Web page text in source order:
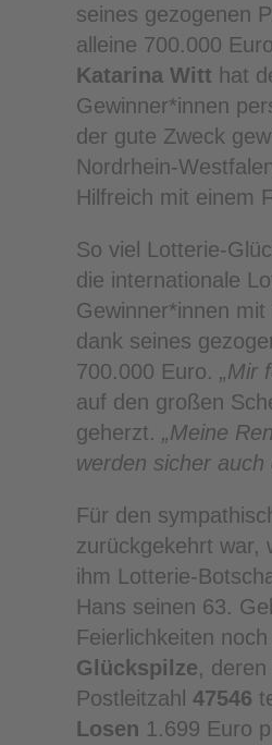
seines gezogenen
alleine 700.000
Katarina Witt hat
Gewinner*innen
der gute Zweck
Nordrhein-
Hilfreich mit einem
So viel Lotterie-
die internationale
Gewinner*innen
dank seines
700.000 Euro. „Mir
auf den großen
geherzt. „Meine
werden sicher auch
Für den
zurückgekehrt war,
ihm Lotterie-
Hans seinen 63.
Feierlichkeiten
Glückspilze,
Postleitzahl 47546
Losen 1.699 Euro